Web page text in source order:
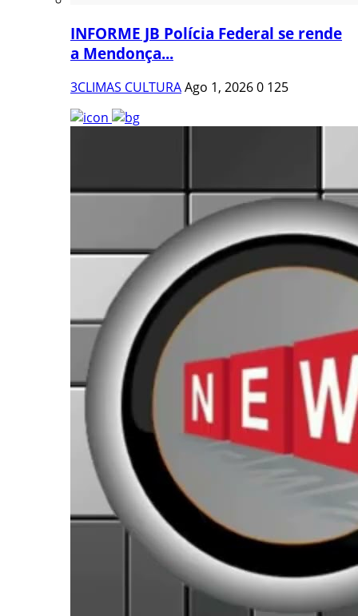
INFORME JB Polícia Federal se rende
a Mendonça...
3CLIMAS CULTURAAgo 1, 20260 125